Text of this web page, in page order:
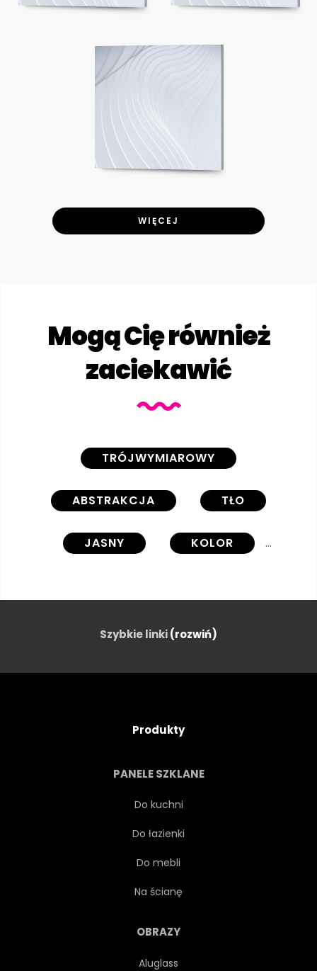
WIĘCEJ
Mogą Cię również
zaciekawić
TRÓJWYMIAROWY
ABSTRAKCJA TŁO
JASNY KOLOR
WZÓR
UTYLIZACYJNEJ NASYCONYCH
NIEBIESKI
Szybkie linki(rozwiń)
Produkty
PANELE SZKLANE
Do kuchni
Do łazienki
Do mebli
Na ścianę
OBRAZY
Aluglass